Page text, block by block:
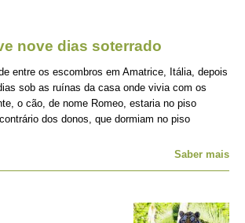
nove dias soterrado
entre os escombros em Amatrice, Itália, depois
sob as ruínas da casa onde vivia com os
o cão, de nome Romeo, estaria no piso
dos donos, que dormiam no piso
Saber mais